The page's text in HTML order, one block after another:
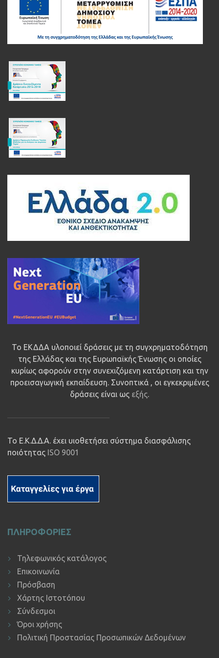
Το ΕΚΔΔΑ υλοποιεί δράσεις με τη συγχρηματοδότηση
της Ελλάδας και της Ευρωπαϊκής Ένωσης οι οποίες
κυρίως αφορούν στην συνεχιζόμενη κατάρτιση και την
προεισαγωγική εκπαίδευση. Συνοπτικά , οι εγκεκριμένες
δράσεις είναι ως εξής.
Το Ε.Κ.Δ.Δ.Α. έχει υιοθετήσει σύστημα διασφάλισης
ποιότητας ISO 9001
ΠΛΗΡΟΦΟΡΙΕΣ
Τηλεφωνικός κατάλογος
Επικοινωνία
Πρόσβαση
Χάρτης Ιστοτόπου
Σύνδεσμοι
Όροι χρήσης
Πολιτική Προστασίας Προσωπικών Δεδομένων